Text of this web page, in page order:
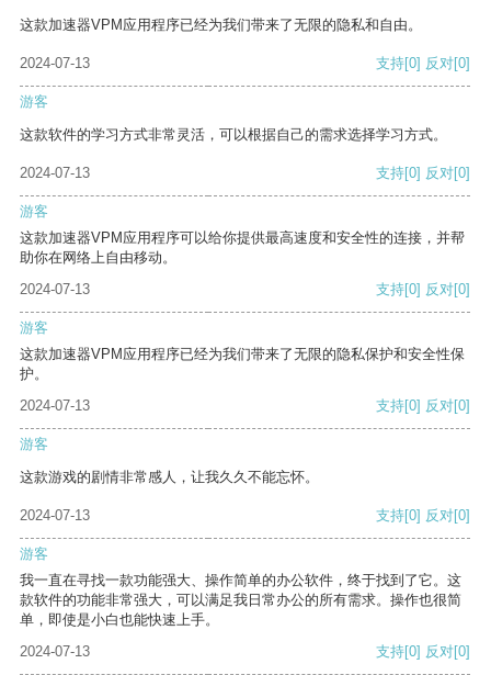
这款加速器VPM应用程序已经为我们带来了无限的隐私和自由。
2024-07-13 支持[0] 反对[0]
游客
这款软件的学习方式非常灵活，可以根据自己的需求选择学习方式。
2024-07-13 支持[0] 反对[0]
游客
这款加速器VPM应用程序可以给你提供最高速度和安全性的连接，并帮
助你在网络上自由移动。
2024-07-13
支持[0] 反对[0]
游客
这款加速器VPM应用程序已经为我们带来了无限的隐私保护和安全性保
护。
2024-07-13
支持[0] 反对[0]
游客
这款游戏的剧情非常感人，让我久久不能忘怀。
2024-07-13 支持[0] 反对[0]
游客
我一直在寻找一款功能强大、操作简单的办公软件，终于找到了它。这
款软件的功能非常强大，可以满足我日常办公的所有需求。操作也很简
单，即使是小白也能快速上手。
2024-07-13
支持[0] 反对[0]